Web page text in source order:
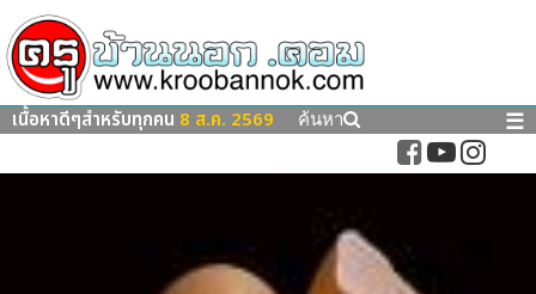
เนื้อหาดีๆสำหรับทุกคน 8 ส.ค. 2569 ค้นหา ☰